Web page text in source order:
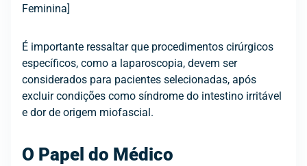
Feminina]
É importante ressaltar que procedimentos cirúrgicos
específicos, como a laparoscopia, devem ser
considerados para pacientes selecionadas, após
excluir condições como síndrome do intestino irritável
e dor de origem miofascial.
O Papel do Médico